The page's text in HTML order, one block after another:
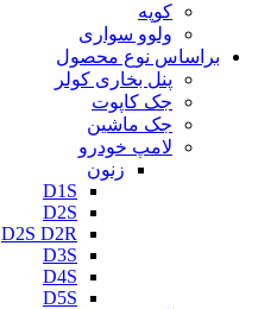
کوپه
ولوو سواری
براساس نوع محصول
پنل بخاری کولر
جک کاپوت
جک ماشین
لامپ خودرو
زنون
D1S
D2S
D2S D2R
D3S
D4S
D5S